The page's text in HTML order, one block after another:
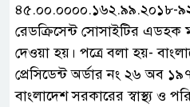
৪৫.০০.০০০০.১৬২.৯৯.২০১৮-
রেডক্রিসেন্ট সোসাইটির এডহক
দেওয়া হয়। পত্রে বলা হয়-
প্রেসিডেন্ট অর্ডার নং ২৬ অব
বাংলাদেশ সরকারের স্বাস্থ্য ও